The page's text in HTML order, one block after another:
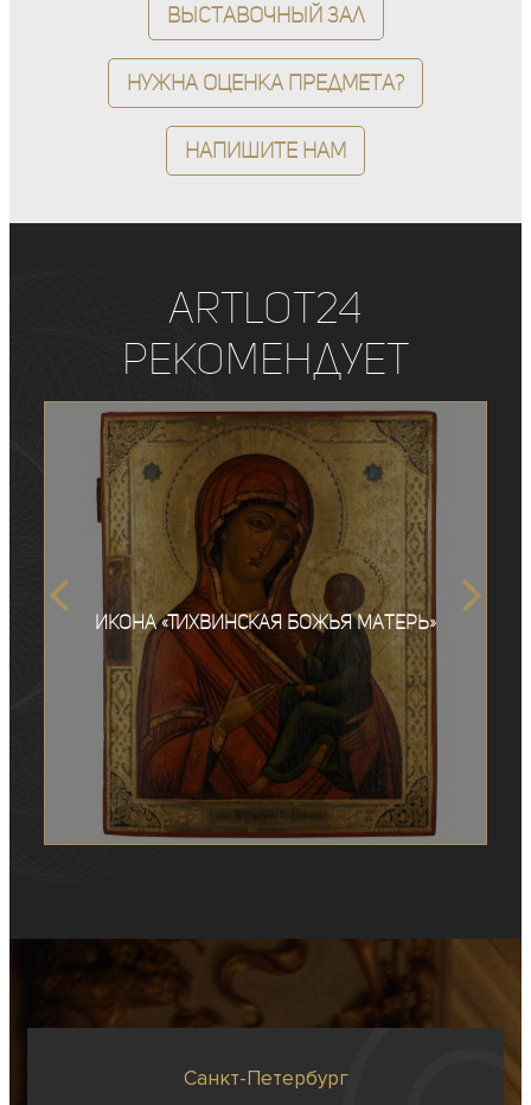
Выставочный зал
Нужна оценка предмета?
Напишите нам
ArtLot24
рекомендует
Икона «Тихвинская Божья Матерь»
Санкт-Петербург